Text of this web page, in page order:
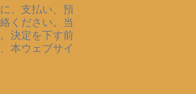
、支払い、預
ください。当
決定を下す前
本ウェブサイ